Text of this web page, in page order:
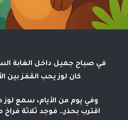
في صباح جميل داخل الغابة
كان لوز يحب القفز بين
وفي يوم من الأيام، سمع لوز
اقترب بحذر… فوجد ثلاثة